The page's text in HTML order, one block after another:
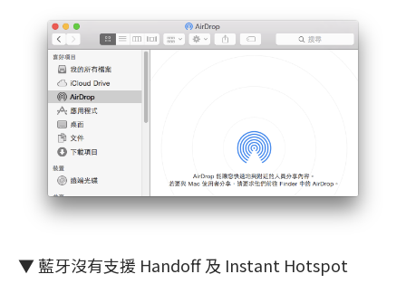
▼ 藍牙沒有支援 Handoff 及 Instant Hotspot